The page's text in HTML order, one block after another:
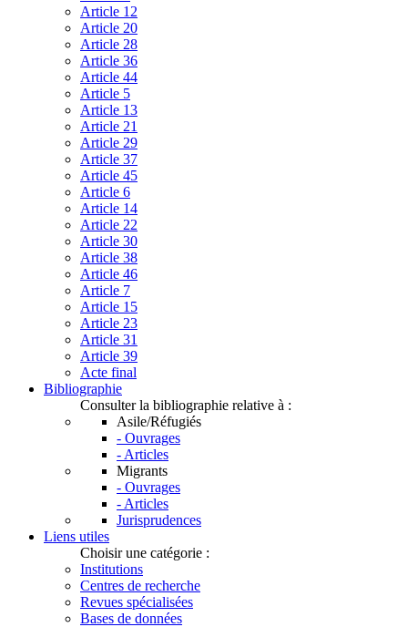
Article 12
Article 20
Article 28
Article 36
Article 44
Article 5
Article 13
Article 21
Article 29
Article 37
Article 45
Article 6
Article 14
Article 22
Article 30
Article 38
Article 46
Article 7
Article 15
Article 23
Article 31
Article 39
Acte final
Bibliographie
Consulter la bibliographie relative à :
Asile/Réfugiés
- Ouvrages
- Articles
Migrants
- Ouvrages
- Articles
Jurisprudences
Liens utiles
Choisir une catégorie :
Institutions
Centres de recherche
Revues spécialisées
Bases de données